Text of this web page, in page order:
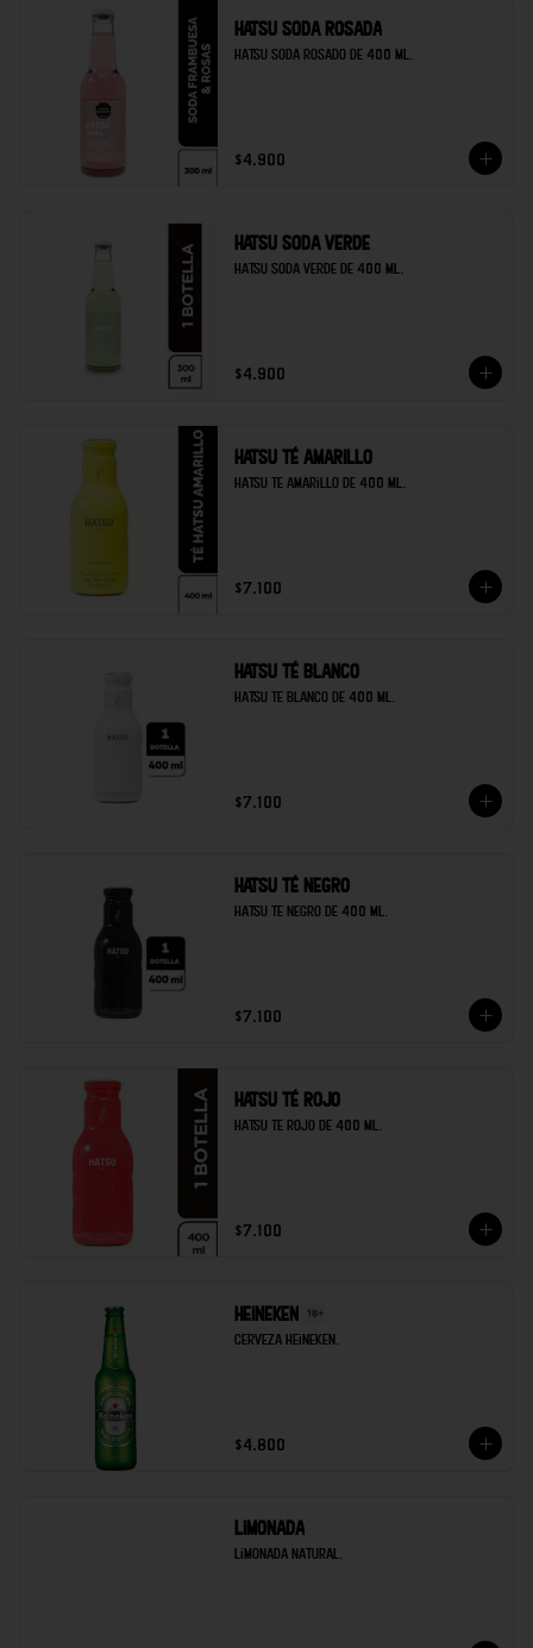
Hatsu soda rosada
Hatsu soda rosado de 400 ml.
$4.900
Hatsu soda verde
Hatsu soda verde de 400 ml.
$4.900
Hatsu té amarillo
Hatsu te amarillo de 400 ml.
$7.100
Hatsu té blanco
Hatsu te blanco de 400 ml.
$7.100
Hatsu té negro
Hatsu te negro de 400 ml.
$7.100
Hatsu té rojo
Hatsu te rojo de 400 ml.
$7.100
Heineken
Cerveza heineken.
$4.800
Limonada
Limonada natural.